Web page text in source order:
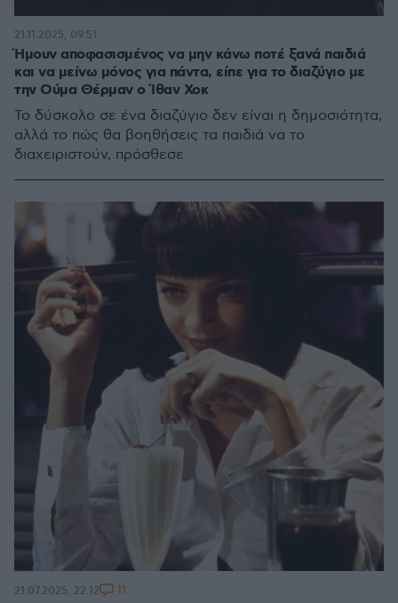
Ήμουν αποφασισμένος να μην κάνω ποτέ ξανά παιδιά
και να μείνω μόνος για πάντα, είπε για το διαζύγιο με
την Ούμα Θέρμαν ο Ίθαν Χοκ
Το δύσκολο σε ένα διαζύγιο δεν είναι η δημοσιότητα,
αλλά το πώς θα βοηθήσεις τα παιδιά να το
διαχειριστούν, πρόσθεσε
21.11.2025, 09:51
21.07.2025, 22:12 11